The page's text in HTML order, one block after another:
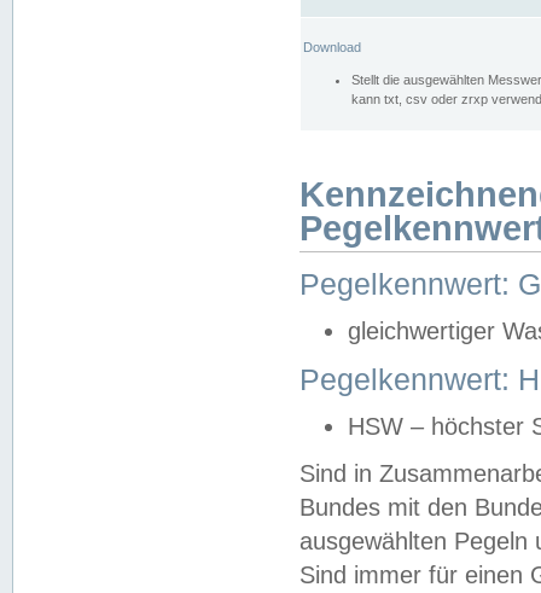
Download
Stellt die ausgewählten
kann txt, csv oder zrxp
Pegelkennwert:
gleichwertiger
Pegelkennwert:
HSW – höchster
Sind in
Bundes mit den
ausgewählten
Sind immer für einen